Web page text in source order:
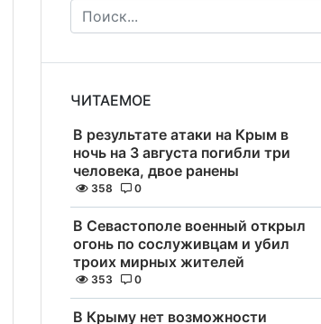
ЧИТАЕМОЕ
В результате атаки на Крым в
ночь на 3 августа погибли три
человека, двое ранены
358 0
В Севастополе военный открыл
огонь по сослуживцам и убил
троих мирных жителей
353 0
В Крыму нет возможности